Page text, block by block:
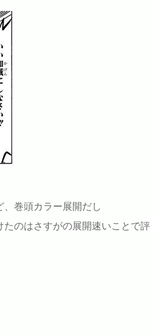
巻頭カラー展開だし
のはさすがの展開速いことで評